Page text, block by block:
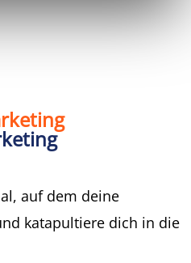
auf dem deine
katapultiere dich in die